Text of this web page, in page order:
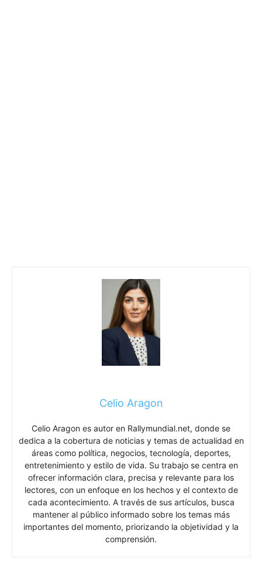
Celio Aragon
Celio Aragon es autor en Rallymundial.net, donde se
dedica a la cobertura de noticias y temas de actualidad en
áreas como política, negocios, tecnología, deportes,
entretenimiento y estilo de vida. Su trabajo se centra en
ofrecer información clara, precisa y relevante para los
lectores, con un enfoque en los hechos y el contexto de
cada acontecimiento. A través de sus artículos, busca
mantener al público informado sobre los temas más
importantes del momento, priorizando la objetividad y la
comprensión.